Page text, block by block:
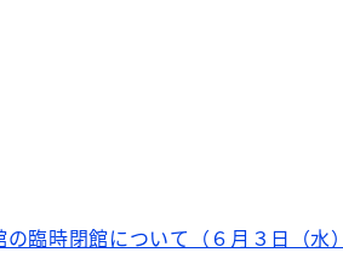
臨時閉館について（６月３日（水）